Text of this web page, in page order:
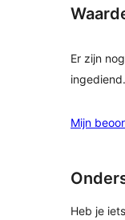
Er zijn
ingediend.
Mijn
Heb je